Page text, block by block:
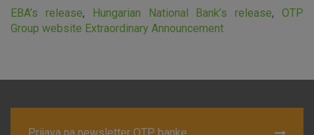
EBA’s release, Hungarian National Bank’s release,OTP
Group website Extraordinary Announcement